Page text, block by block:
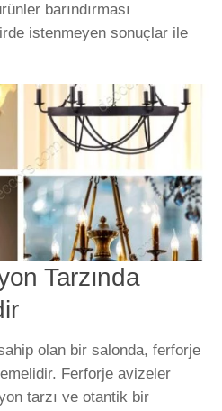
barındırması
istenmeyen sonuçlar ile
Tarzında
olan bir salonda, ferforje
Ferforje avizeler
tarzı ve otantik bir